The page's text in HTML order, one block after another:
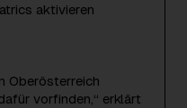
aktivieren
Oberösterreich
vorfinden,“ erklärt